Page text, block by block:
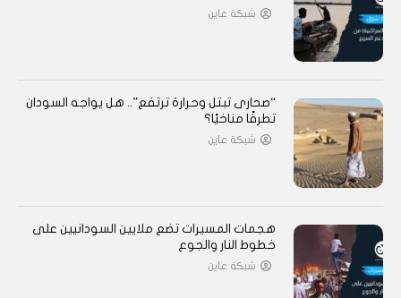
شبكة عاين
“صحارى تبتل وحرارة ترتفع”.. هل يواجه السودان
تطرفًا مناخيًا؟
شبكة عاين
هجمات المسيرات تضع ملايين السودانيين على
خطوط النار والجوع
شبكة عاين